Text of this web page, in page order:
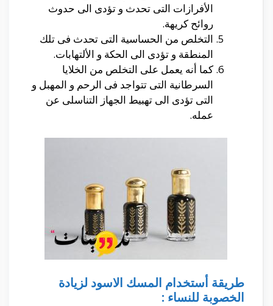
الأفرازات التى تحدث و تؤدى الى حدوث
روائح كريهة.
التخلص من الحساسية التى تحدث فى تلك
المنطقة و تؤدى الى الحكة و الألتهابات.
كما أنه يعمل على التخلص من الخلايا
السرطانية التى تتواجد فى الرحم و المهبل و
التى تؤدى الى تهبيط الجهاز التناسلى عن
عمله.
طريقة أستخدام المسك الاسود لزيادة
الخصوبة للنساء :